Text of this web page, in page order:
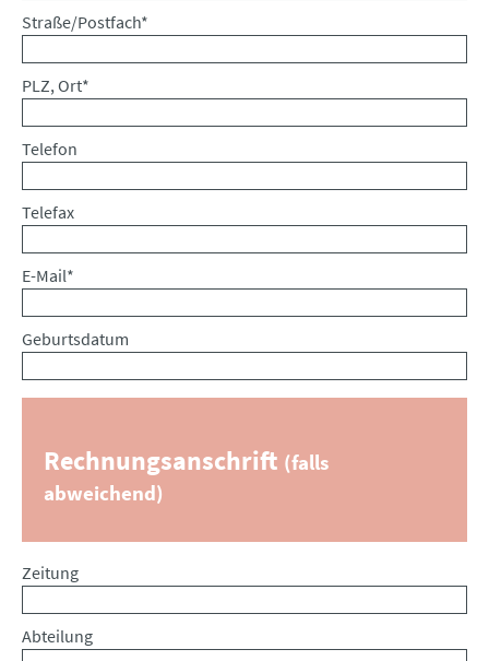
Pflichtfeld
Straße/Postfach*
Pflichtfeld
PLZ, Ort*
Telefon
Telefax
Pflichtfeld
E-Mail*
Geburtsdatum
Rechnungsanschrift (falls
abweichend)
Zeitung
Abteilung